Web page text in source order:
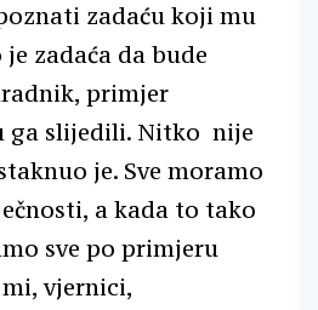
zadaću koji mu
zadaća da bude
primjer
ga slijedili. Nitko nije
je. Sve moramo
a kada to tako
sve po primjeru
vjernici,